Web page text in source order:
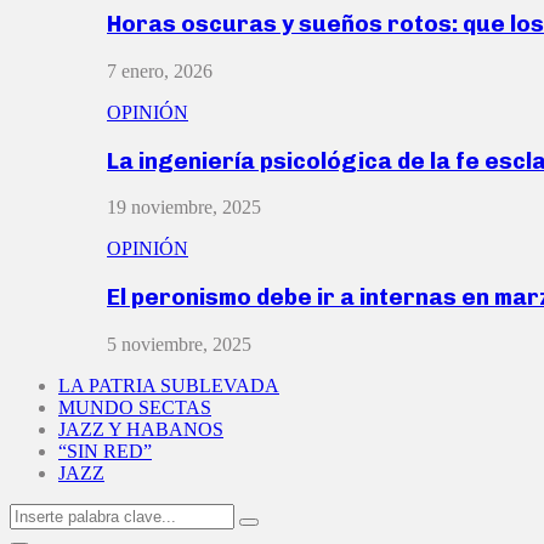
Horas oscuras y sueños rotos: que
7 enero, 2026
OPINIÓN
La ingeniería psicológica de la fe
19 noviembre, 2025
OPINIÓN
El peronismo debe ir a internas en
5 noviembre, 2025
LA PATRIA SUBLEVADA
MUNDO SECTAS
JAZZ Y HABANOS
“SIN RED”
JAZZ
Search
for:
Search